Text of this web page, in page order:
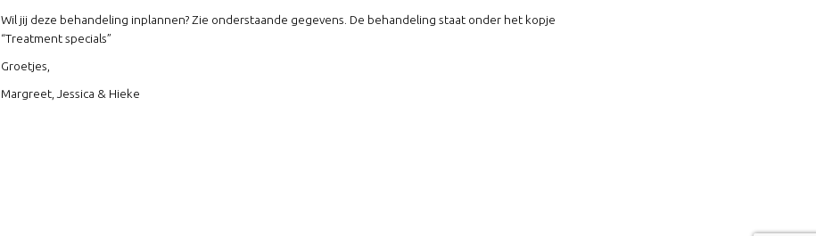
Wil jij deze behandeling inplannen? Zie onderstaande gegevens. De behandeling staat onder het kopje
“Treatment specials”
Groetjes,
Margreet, Jessica & Hieke